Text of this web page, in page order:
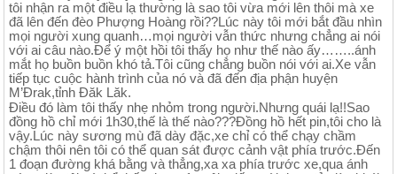
tôi nhận ra một điều lạ thường là sao tôi vừa mới lên thôi mà xe
đã lên đến đèo Phượng Hoàng rồi??Lúc này tôi mới bắt đầu nhìn
mọi người xung quanh…mọi người vẫn thức nhưng chẳng ai nói
với ai câu nào.Để ý một hồi tôi thấy họ như thế nào ấy……..ánh
mắt họ buồn buồn khó tả.Tôi cũng chẳng buồn nói với ai.Xe vẫn
tiếp tục cuộc hành trình của nó và đã đến địa phận huyện
M’Đrak,tỉnh Đăk Lăk.
Điều đó làm tôi thấy nhẹ nhỏm trong người.Nhưng quái lạ!!Sao
đồng hồ chỉ mới 1h30,thế là thế nào???Đồng hồ hết pin,tôi cho là
vậy.Lúc này sương mù đã dày đặc,xe chỉ có thể chạy chầm
chậm thôi nên tôi có thể quan sát được cảnh vật phía trước.Đến
1 đoạn đường khá bằng và thẳng,xa xa phía trước xe,qua ánh